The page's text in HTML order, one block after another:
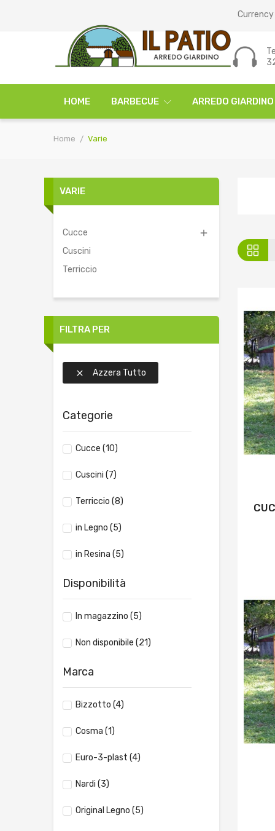
Currency
HOME BARBECUE ARREDO GIARDINO
Home Varie
VARIE
Cucce 
Cuscini
Terriccio
FILTRA PER
 Azzera Tutto
Categorie
Cucce (10)
Cuscini (7)
Terriccio (8)
in Legno (5)
in Resina (5)
Disponibilità
In magazzino (5)
Non disponibile (21)
Marca
Bizzotto (4)
Cosma (1)
Euro-3-plast (4)
Nardi (3)
Original Legno (5)